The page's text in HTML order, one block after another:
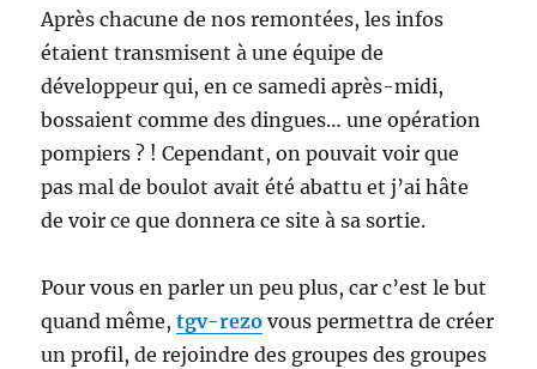
Après chacune de nos remontées, les infos
étaient transmisent à une équipe de
développeur qui, en ce samedi après-midi,
bossaient comme des dingues… une opération
pompiers ? ! Cependant, on pouvait voir que
pas mal de boulot avait été abattu et j’ai hâte
de voir ce que donnera ce site à sa sortie.
Pour vous en parler un peu plus, car c’est le but
quand même,tgv-rezo vous permettra de créer
un profil, de rejoindre des groupes des groupes